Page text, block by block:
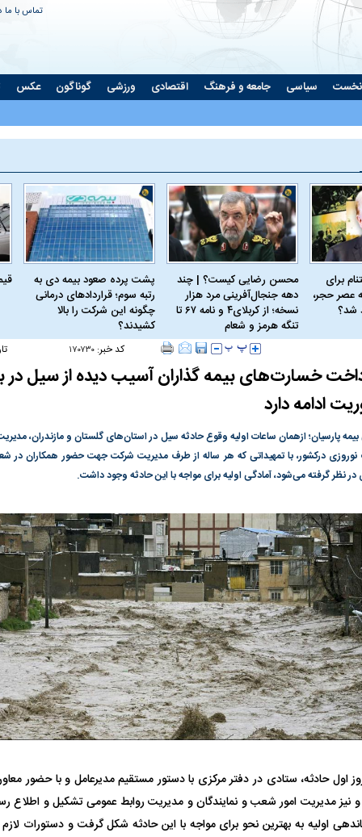
تماس با ما
سیاسی جامعه و فرهنگ اقتصادی ورزشی گوناگون عکس
برای
عصر حجر،
شد؟
محسن رضایی کیست؟ | چند
دهه جنجال‌آفرینی مرد هزار
نسخه؛ از کربلای۴ و نامه ۶۷ تا
تنگه هرمز و شعام
پشت پرده صعود بیمه دی به
رتبه سوم؛ قراردادهای درمانی
چگونه این شرکت را بالا
کشیدند؟
کد خبر:۱۷۰۷۳۰
خسارت‌های بیمه گذاران آسیب دیده از سیل در
ادامه دارد
پارسیان؛ ازهمان ساعات اولیه وقوع حادثه سیل در استان‌های گلستان و مازندران،
نوروزی درکشور، با تمهیداتی که هر ساله از طرف مدیریت شرکت جهت حضور همکاران در
نظر گرفته می‌شود، آمادگی اولیه برای مواجه با این حادثه وجود داشت.
اول حادثه، ستادی در دفتر مرکزی با دستور مستقیم مدیرعامل و با حضور
نیز مدیریت امور شعب و نمایندگان و مدیریت روابط عمومی تشکیل و اطلاع
اولیه به بهترین نحو برای مواجه با این حادثه شکل گرفت و دستورات لازم
رژیم و
نشد؟ | پشت
پرده تجارت پهپاد‌ ۱۵۰۰ دلاری که
مطالعه رفتار هیستریک صدا و سیما علیه
کمپین نه به اعدام
در وزارت نفت
نفت وزیر است و
حساب آنها
رصد شوند
سیگنال مثبت دیپلماسی به بورس
هجوم نقدینگی
هم‌وزن در قله